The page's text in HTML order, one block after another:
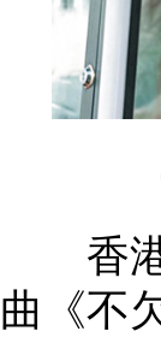
●
香港
曲《不